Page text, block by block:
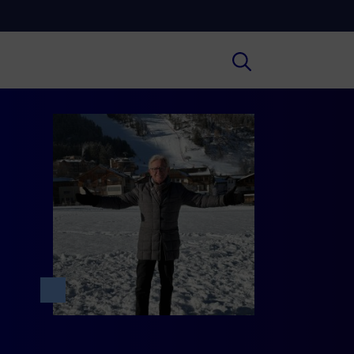
insights on Art, Literature, History
schools, universities,
and adult education.